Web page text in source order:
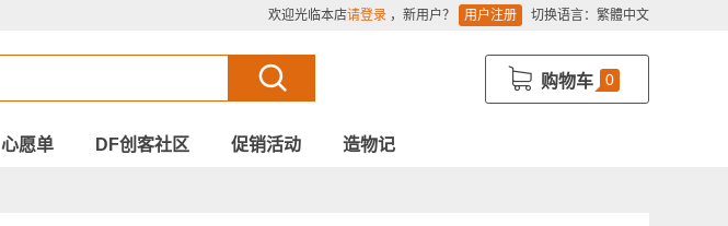
欢迎光临本店请登录 ，新用户？ 用户注册 切换语言： 繁體中文
购物车 0
心愿单 DF创客社区 促销活动 造物记